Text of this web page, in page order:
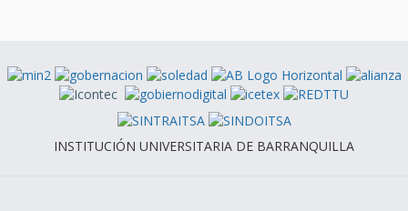
INSTITUCIÓN UNIVERSITARIA DE BARRANQUILLA